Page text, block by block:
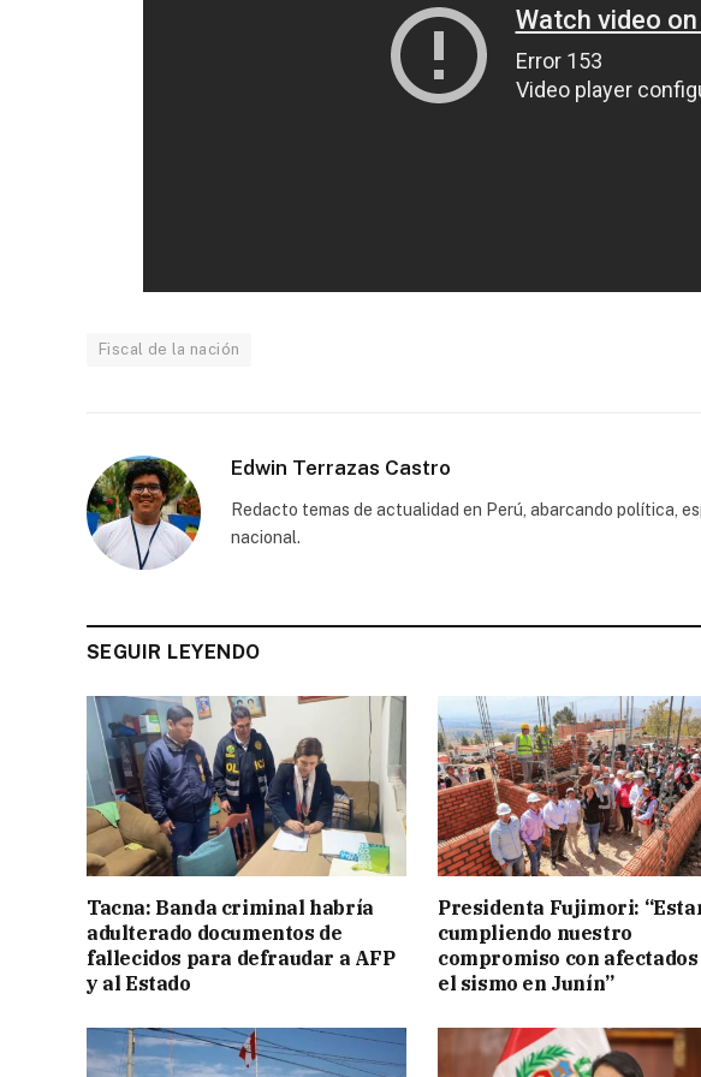
Fiscal de la nación
Edwin Terrazas Castro
Redacto temas de actualidad en Perú, abarcando política,
nacional.
SEGUIR LEYENDO
Tacna: Banda criminal habría
adulterado documentos de
fallecidos para defraudar a AFP
y al Estado
Presidenta Fujimori:
cumpliendo nuestro
compromiso con
el sismo en Junín”